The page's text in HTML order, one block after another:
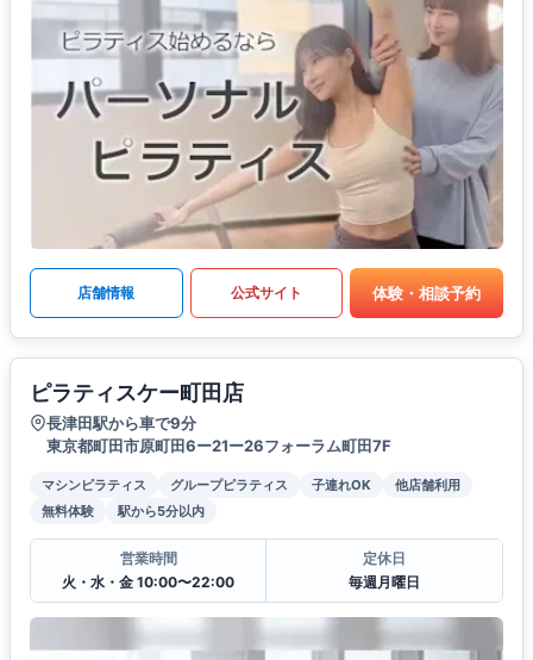
店舗情報 公式サイト 体験・相談予約
ピラティスケー町田店
長津田駅から車で9分
東京都町田市原町田6ー21ー26フォーラム町田7F
マシンピラティス グループピラティス 子連れOK
他店舗利用
無料体験
駅から5分以内
営業時間
火・水・金 10:00〜22:00
定休日
毎週月曜日